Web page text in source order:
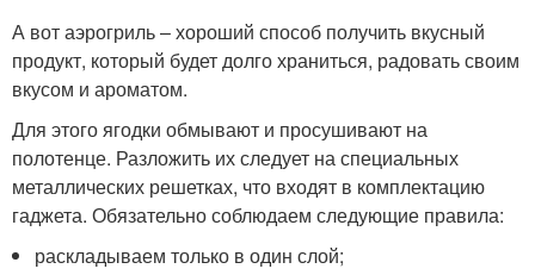
А вот аэрогриль – хороший способ получить вкусный
продукт, который будет долго храниться, радовать своим
вкусом и ароматом.
Для этого ягодки обмывают и просушивают на
полотенце. Разложить их следует на специальных
металлических решетках, что входят в комплектацию
гаджета. Обязательно соблюдаем следующие правила:
раскладываем только в один слой;